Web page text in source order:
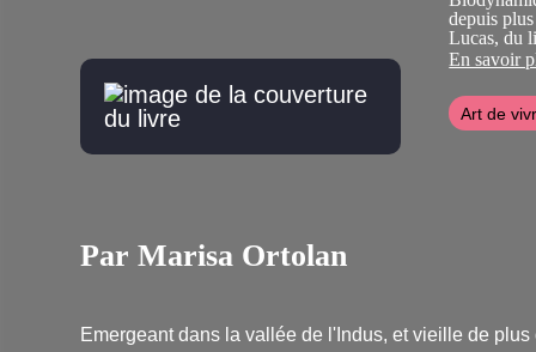
depuis
Lucas, du
Souffle
En savoir
Art de
Par Marisa Ortolan
Emergeant dans la vallée de l'Indus, et vieille de